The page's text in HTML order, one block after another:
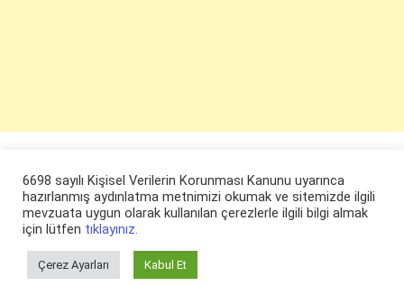
© ruyaevi.com 2022
6698 sayılı Kişisel Verilerin Korunması Kanunu uyarınca
hazırlanmış aydınlatma metnimizi okumak ve sitemizde ilgili
mevzuata uygun olarak kullanılan çerezlerle ilgili bilgi almak
için lütfen tıklayınız.
Çerez Ayarları Kabul Et